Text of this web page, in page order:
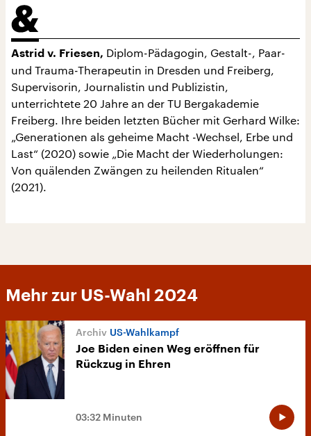
Astrid v. Friesen, Diplom-Pädagogin, Gestalt-, Paar-
und Trauma-Therapeutin in Dresden und Freiberg,
Supervisorin, Journalistin und Publizistin,
unterrichtete 20 Jahre an der TU Bergakademie
Freiberg. Ihre beiden letzten Bücher mit Gerhard Wilke:
„Generationen als geheime Macht -Wechsel, Erbe und
Last“ (2020) sowie „Die Macht der Wiederholungen:
Von quälenden Zwängen zu heilenden Ritualen“
Mehr zur US-Wahl 2024
US-Wahlkampf
Joe Biden einen Weg eröffnen für
Rückzug in Ehren
03:32 Minuten